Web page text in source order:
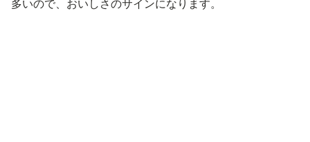
多いので、おいしさのサインになります。